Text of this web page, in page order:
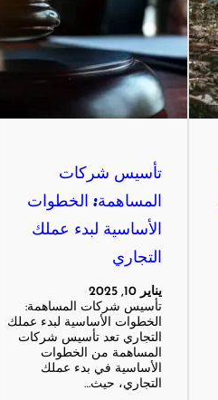
تأسيس شركات
المساهمة: الخطوات
الأساسية لبدء عملك
التجاري
يناير 10, 2025
تأسيس شركات المساهمة:
الخطوات الأساسية لبدء عملك
التجاري تعد تأسيس شركات
المساهمة من الخطوات
الأساسية في بدء عملك
التجاري، حيث…